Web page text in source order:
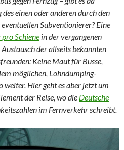
einen oder anderen durch den
Subventionierer? Eine
Schiene in der vergangenen
der allseits bekannten
Keine Maut für Busse,
möglichen, Lohndumping-
weiter. Hier geht es aber jetzt um
der Reise, wo die Deutsche
im Fernverkehr schreibt.